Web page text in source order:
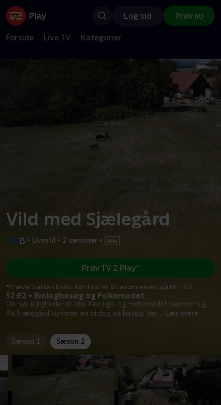
Log ind Prøv nu
Forside Live TV Kategorier
Vild med Sjælegård
• Livsstil • 2 sæsoner •
S2:E2 • Biologbesøg og Folkemødet
De nye lejligheder er ikke færdige, og Folkemødet nærmer sig.
På Sjælegård kommer en biolog på besøg, der... Læs mere
Prøv TV 2 Play*
*Kræver pakken Basis. Administrer dit abonnement på Mit TV 2.
Sæson 1 Sæson 2